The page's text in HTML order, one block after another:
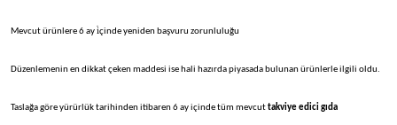
Mevcut ürünlere 6 ay i̇çinde yeniden başvuru zorunluluğu
Düzenlemenin en dikkat çeken maddesi ise hali hazırda piyasada bulunan ürünlerle ilgili oldu.
Taslağa göre yürürlük tarihinden itibaren 6 ay içinde tüm mevcuttakviye edici gıda